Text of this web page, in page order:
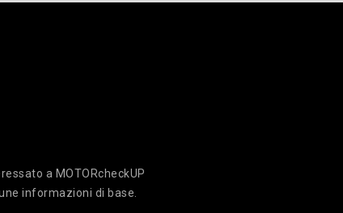
a MOTORcheckUP
informazioni di base.